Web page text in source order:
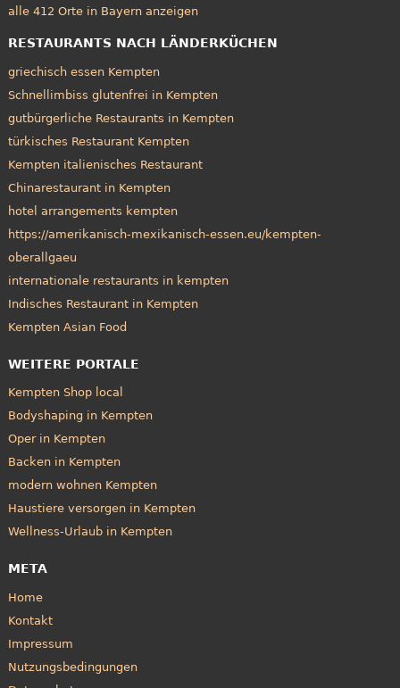
alle 412 Orte in Bayern anzeigen
RESTAURANTS NACH LÄNDERKÜCHEN
griechisch essen Kempten
Schnellimbiss glutenfrei in Kempten
gutbürgerliche Restaurants in Kempten
türkisches Restaurant Kempten
Kempten italienisches Restaurant
Chinarestaurant in Kempten
hotel arrangements kempten
https://amerikanisch-mexikanisch-essen.eu/kempten-
oberallgaeu
internationale restaurants in kempten
Indisches Restaurant in Kempten
Kempten Asian Food
WEITERE PORTALE
Kempten Shop local
Bodyshaping in Kempten
Oper in Kempten
Backen in Kempten
modern wohnen Kempten
Haustiere versorgen in Kempten
Wellness-Urlaub in Kempten
META
Home
Kontakt
Impressum
Nutzungsbedingungen